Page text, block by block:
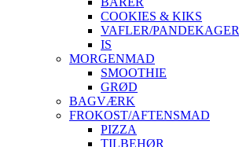
COOKIES & KIKS
VAFLER/PANDEKAGER
IS
MORGENMAD
SMOOTHIE
GRØD
BAGVÆRK
FROKOST/AFTENSMAD
PIZZA
TILBEHØR